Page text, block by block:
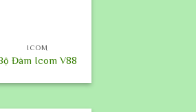
ICOM
Đàm Icom V88